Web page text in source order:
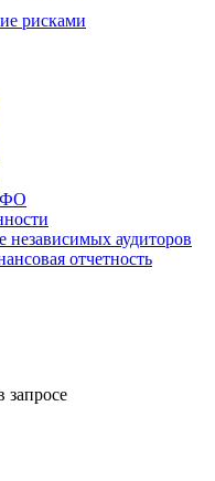
рисками
независимых аудиторов
отчетность
запросе